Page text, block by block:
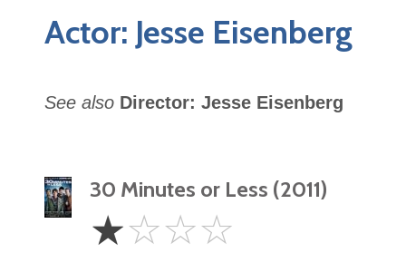
Actor: Jesse Eisenberg
See also Director: Jesse Eisenberg
30 Minutes or Less (2011)
Star
☆☆☆☆